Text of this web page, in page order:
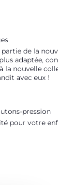
de la
adaptée,
la nouvelle
avec eux !
pression
pour votre